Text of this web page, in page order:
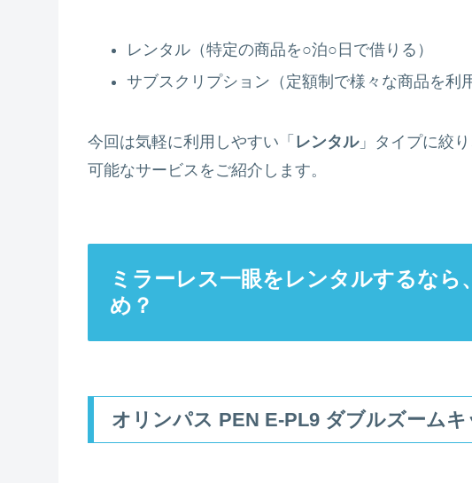
レンタル（特定の商品を○泊○日で借りる）
サブスクリプション（定額制で様々な商品を利
今回は気軽に利用しやすい「 レンタル」タイプに絞
可能なサービスをご紹介します。
ミラーレス一眼をレンタルするなら
め？
オリンパス PEN E-PL9 ダブルズーム